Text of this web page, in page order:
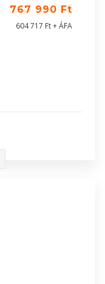
767 990 Ft
604 717 Ft + ÁFA